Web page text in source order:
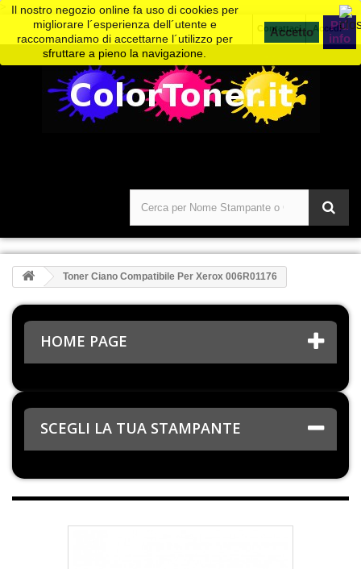
Accedi
Contattaci
Il nostro negozio online fa uso di cookies per
migliorare l´esperienza dell´utente e
raccomandiamo di accettarne l´utilizzo per
sfruttare a pieno la navigazione.
Piú
info
Toner Ciano Compatibile Per Xerox 006R01176
HOME PAGE
SCEGLI LA TUA STAMPANTE